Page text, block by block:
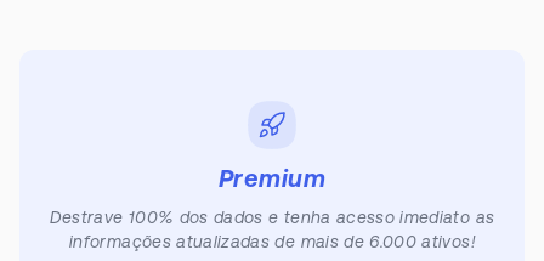
Premium
Destrave 100% dos dados e tenha acesso imediato as
informações atualizadas de mais de 6.000 ativos!